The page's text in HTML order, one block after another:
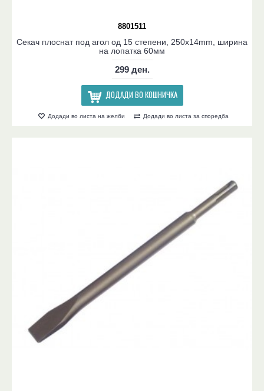
8801511
Секач плоснат под агол од 15 степени, 250x14mm, ширина
на лопатка 60мм
299 ден.
ДОДАДИ ВО КОШНИЧКА
Додади во листа на желби Додади во листа за споредба